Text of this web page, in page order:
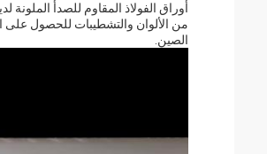
أوراق الفولاذ المقاوم للصدأ
الصين.